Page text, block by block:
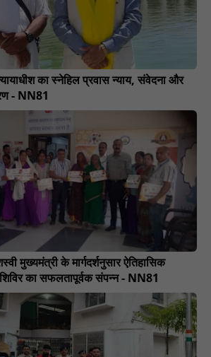
का स्नेहिल प्रवास न्याय, संवेदना और
- NN81
ऐतिहासिक
का सफलतापूर्वक संपन्न - NN81